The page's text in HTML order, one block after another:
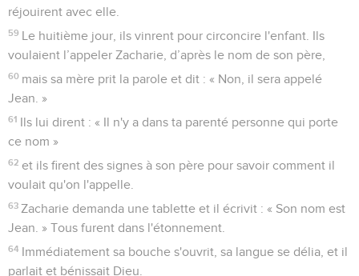
réjouirent avec elle.
59 Le huitième jour, ils vinrent pour circoncire l'enfant. Ils
voulaient l’appeler Zacharie, d’après le nom de son père,
60 mais sa mère prit la parole et dit : « Non, il sera appelé
Jean. »
61 Ils lui dirent : « Il n'y a dans ta parenté personne qui porte
ce nom »
62 et ils firent des signes à son père pour savoir comment il
voulait qu'on l'appelle.
63 Zacharie demanda une tablette et il écrivit : « Son nom est
Jean. » Tous furent dans l'étonnement.
64 Immédiatement sa bouche s'ouvrit, sa langue se délia, et il
parlait et bénissait Dieu.